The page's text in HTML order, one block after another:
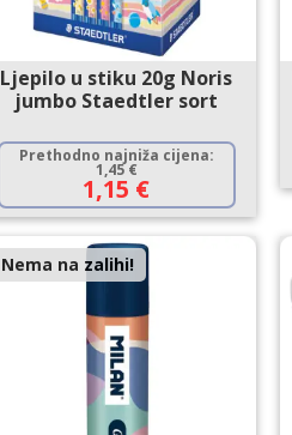
Ljepilo u stiku 20g Noris
jumbo Staedtler sort
Prethodno najniža cijena:
1,45€
1,15 €
Nema na zalihi!